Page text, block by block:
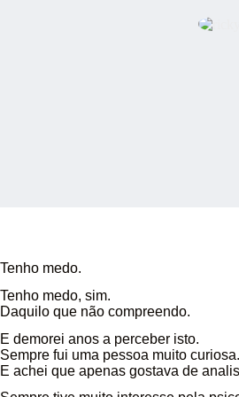
Tenho medo.
Tenho medo, sim.
Daquilo que não compreendo.
E demorei anos a perceber isto.
Sempre fui uma pessoa muito curiosa.
E achei que apenas gostava de